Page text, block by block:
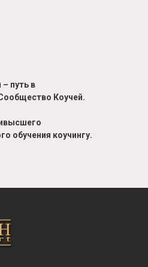
– путь в
Коучей.
обучения коучингу.